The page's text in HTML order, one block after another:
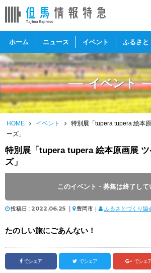
ホーム ニュース イベント ふるさと
イベント
HOME イベント
特別展「tupera tupera 絵本
ーズ」
特別展「tupera tupera 絵本原画展
ズ」
このイベント・募集は終了して
開催時間 : 9:30 ～ 17:00
投稿日 : 2022.06.25 ｜ 豊岡市｜ ふるさとづくり協
たのしい旅にごあんない！
でシェア でシェア でシェ